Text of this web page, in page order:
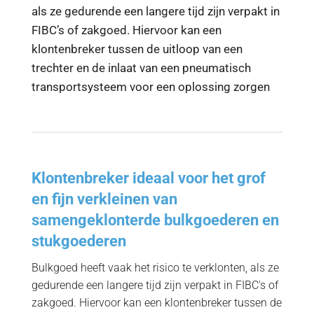
als ze gedurende een langere tijd zijn verpakt in
FIBC’s of zakgoed. Hiervoor kan een
klontenbreker tussen de uitloop van een
trechter en de inlaat van een pneumatisch
transportsysteem voor een oplossing zorgen
Klontenbreker ideaal voor het grof
en fijn verkleinen van
samengeklonterde bulkgoederen en
stukgoederen
Bulkgoed heeft vaak het risico te verklonten, als ze
gedurende een langere tijd zijn verpakt in FIBC's of
zakgoed. Hiervoor kan een klontenbreker tussen de